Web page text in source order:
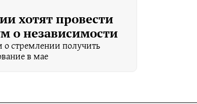
хотят провести
о независимости
о стремлении получить
в мае